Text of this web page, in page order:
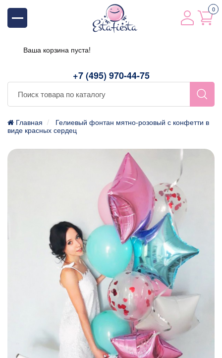
+7 (495) 970-44-75
0
Ваша корзина пуста!
Главная
Гелиевый фонтан мятно-розовый с конфетти в
виде красных сердец